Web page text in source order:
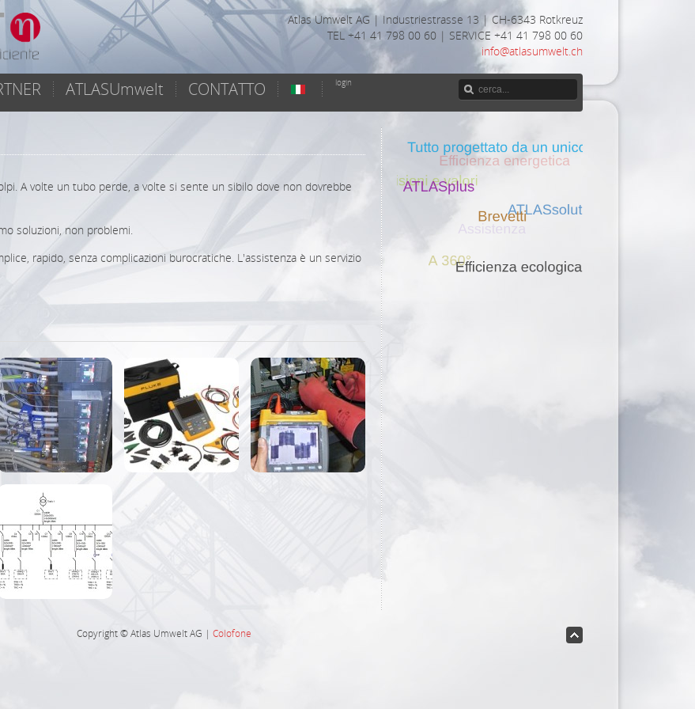
ATLASUmwelt CONTATTO login
Atlas Umwelt AG | Industriestrasse 13 | CH-6343 Rotkreuz
TEL +41 41 798 00 60 | SERVICE +41 41 798 00 60
info@atlasumwelt.ch
A volte un tubo perde, a volte si sente un sibilo dove non dovrebbe
soluzioni, non problemi.
rapido, senza complicazioni burocratiche. L'assistenza è un servizio
Copyright © Atlas Umwelt AG | Colofone